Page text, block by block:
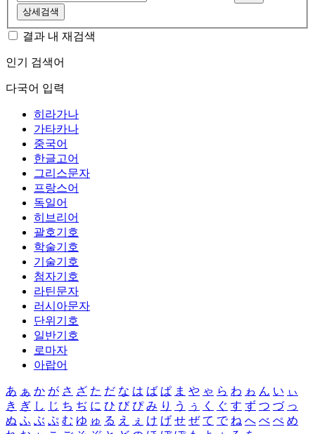
상세검색
결과 내 재검색
인기 검색어
다국어 입력
히라가나
가타카나
중국어
한글고어
그리스문자
프랑스어
독일어
히브리어
괄호기호
학술기호
기술기호
첨자기호
라틴문자
러시아문자
단위기호
일반기호
로마자
아랍어
あ ぁ か が さ ざ た だ な は ば ぱ ま や ゃ ら わ ゎ ん い ぃ
き ぎ し じ ち ぢ に ひ び ぴ み り う ぅ く ぐ す ず つ づ っ
ぬ ふ ぶ ぷ む ゆ ゅ る え ぇ け げ せ ぜ て で ね へ べ ぺ め